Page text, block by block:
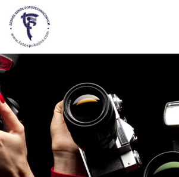
treści